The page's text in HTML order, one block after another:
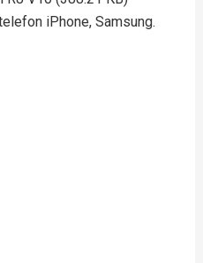
iPhone, Samsung.